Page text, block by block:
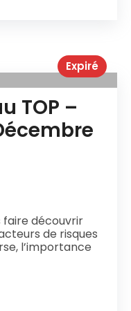
Expiré
TOP –
faire découvrir
de risques
l’importance